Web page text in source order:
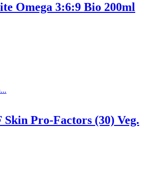
Omega 3:6:9 Bio 200ml
Pro-Factors (30) Veg.